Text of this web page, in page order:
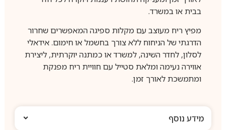
בבית או במשרד.
מפיץ ריח מעוצב עם מקלות ספיגה המאפשרים שחרור
הדרגתי של הניחוח ללא צורך בחשמל או חימום. אידאלי
לסלון, לחדר השינה, למשרד או כמתנה יוקרתית, ליצירת
אווירה נעימה ומלאת סטייל עם חוויית ריח מפנקת
ומתמשכת לאורך זמן.
מידע נוסף